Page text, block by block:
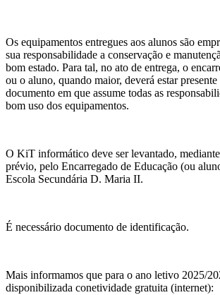
Os equipamentos entregues aos alunos são
sua responsabilidade a conservação e
bom estado. Para tal, no ato de entrega, o
ou o aluno, quando maior, deverá estar presente
documento em que assume todas as
bom uso dos equipamentos.
O KiT informático deve ser levantado,
prévio, pelo Encarregado de Educação (ou
Escola Secundária D. Maria II.
É necessário documento de identificação.
Mais informamos que para o ano letivo 2025/
disponibilizada conetividade gratuita (internet):